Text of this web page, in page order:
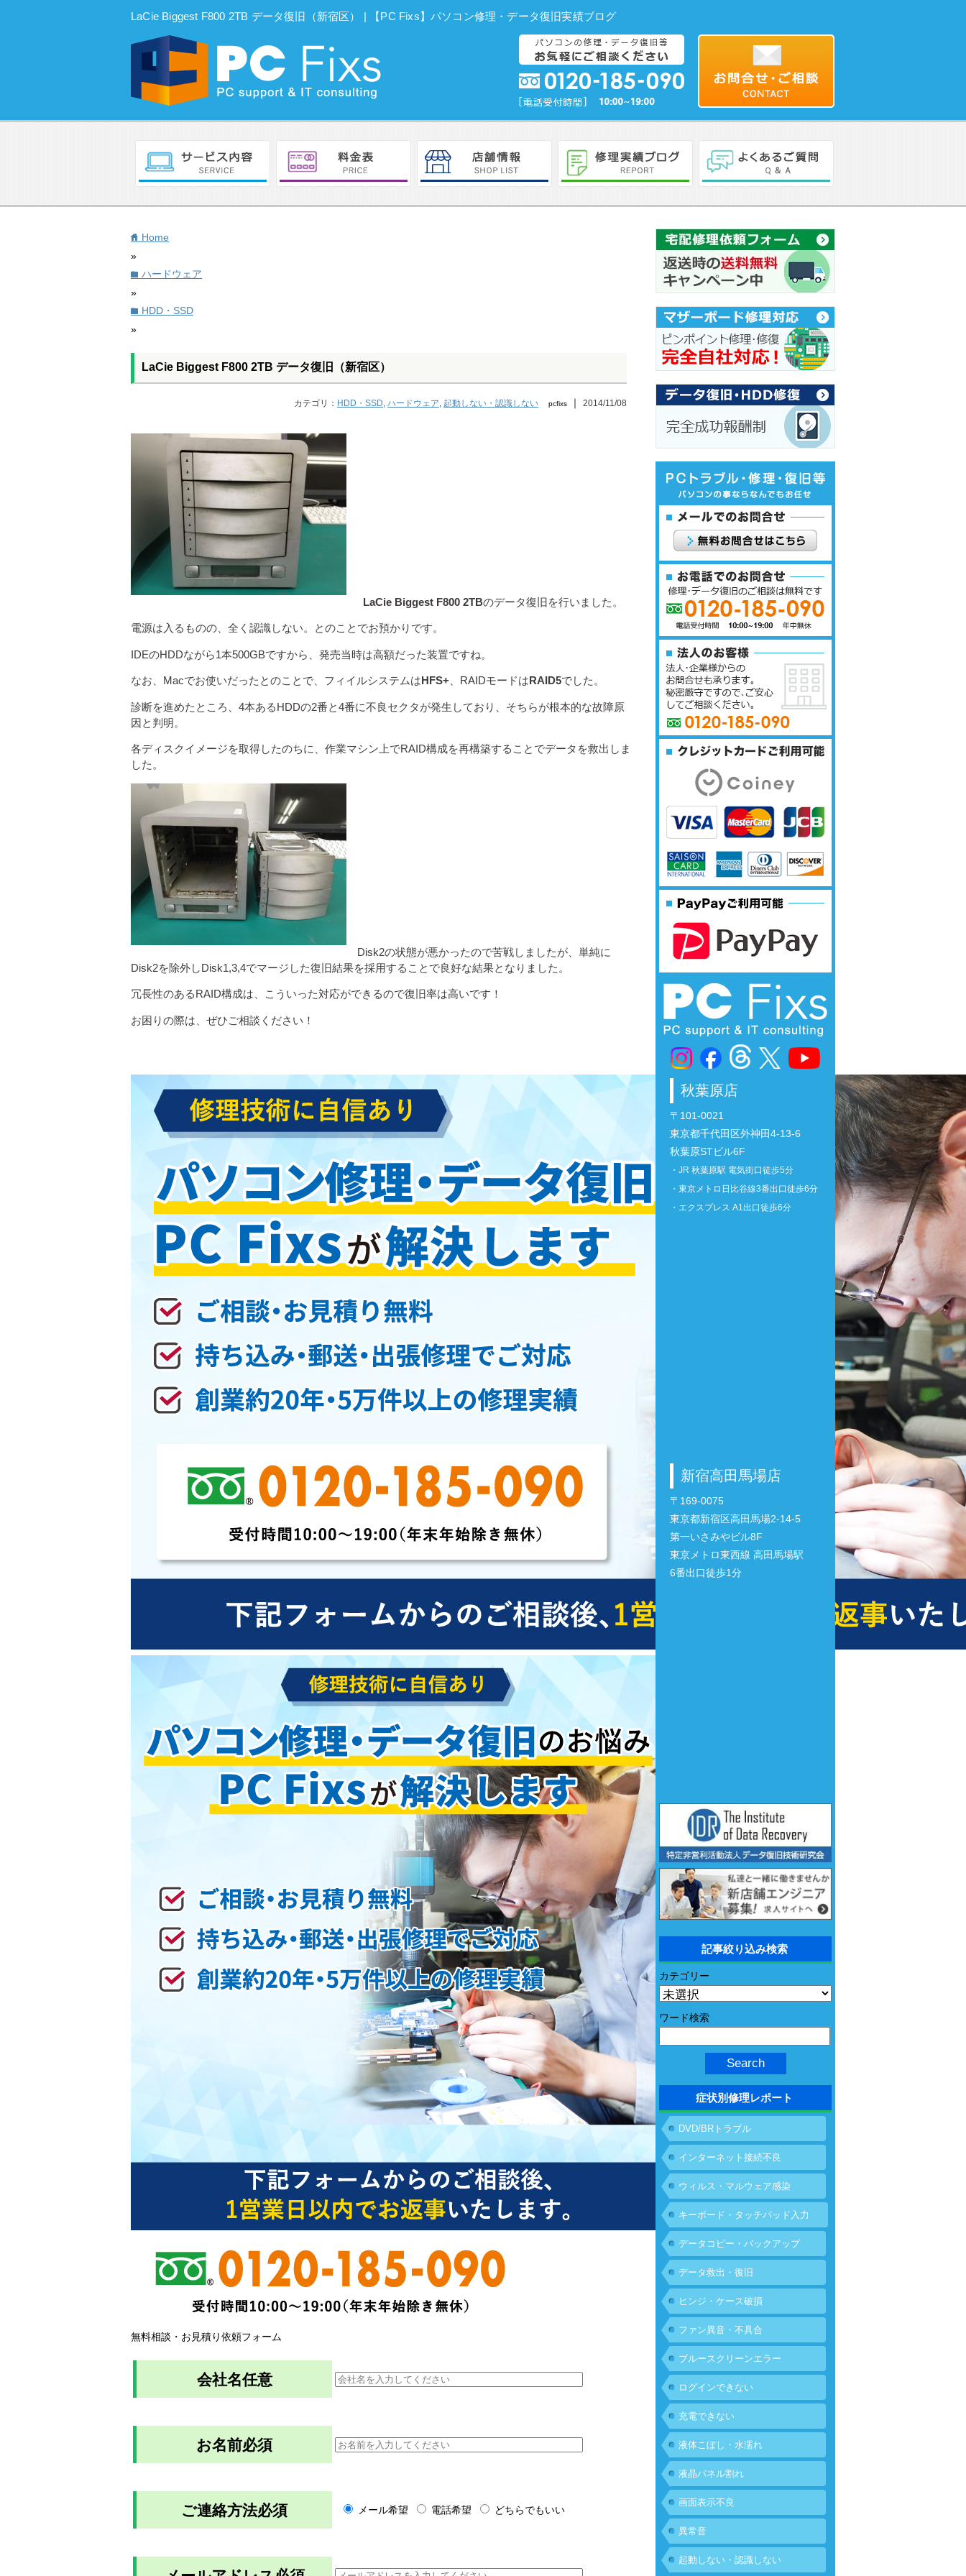
LaCie Biggest F800 2TB データ復旧（新宿区） | 【PC Fixs】パソコン修理・データ復旧実績ブログ
home Home
»
folder ハードウェア
»
folder HDD・SSD
»
LaCie Biggest F800 2TB データ復旧（新宿区）
カテゴリ： HDD・SSD, ハードウェア, 起動しない・認識しない pcfixs ｜ 2014/11/08
LaCie Biggest F800 2TBのデータ復旧を行いました。
電源は入るものの、全く認識しない。とのことでお預かりです。
IDEのHDDながら1本500GBですから、発売当時は高額だった装置ですね。
なお、Macでお使いだったとのことで、フィイルシステムは HFS+ 、RAIDモードは RAID5でした。
診断を進めたところ、4本あるHDDの2番と4番に不良セクタが発生しており、そちらが根本的な故障原
因と判明。
各ディスクイメージを取得したのちに、作業マシン上でRAID構成を再構築することでデータを救出しま
した。
Disk2の状態が悪かったので苦戦しましたが、単純に
Disk2を除外しDisk1,3,4でマージした復旧結果を採用することで良好な結果となりました。
冗長性のあるRAID構成は、こういった対応ができるので復旧率は高いです！
お困りの際は、ぜひご相談ください！
無料相談・お見積り依頼フォーム
会社名任意
お名前必須
ご連絡方法必須 メール希望 電話希望 どちらでもいい
秋葉原店
〒101-0021
東京都千代田区外神田4-13-6
秋葉原STビル6F
・JR 秋葉原駅 電気街口徒歩5分
・東京メトロ日比谷線3番出口徒歩6分
・エクスプレス A1出口徒歩6分
新宿高田馬場店
〒169-0075
東京都新宿区高田馬場2-14-5
第一いさみやビル8F
東京メトロ東西線 高田馬場駅
6番出口徒歩1分
記事絞り込み検索
カテゴリー
ワード検索
症状別修理レポート
DVD/BRトラブル
インターネット接続不良
ウィルス・マルウェア感染
キーボード・タッチパッド入力
不具合
データコピー・バックアップ
データ救出・復旧
ヒンジ・ケース破損
ファン異音・不具合
ブルースクリーンエラー
ログインできない
充電できない
液体こぼし・水濡れ
液晶パネル割れ
画面表示不良
異常音
起動しない・認識しない